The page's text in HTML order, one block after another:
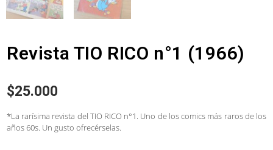
Revista TIO RICO n°1 (1966)
$25.000
*La rarísima revista del TIO RICO n°1. Uno de los comics más raros de los
años 60s. Un gusto ofrecérselas.